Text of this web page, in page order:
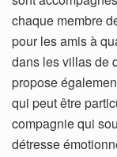
chaque membre
pour les amis à
dans les villas de
propose
qui peut être
compagnie qui
détresse